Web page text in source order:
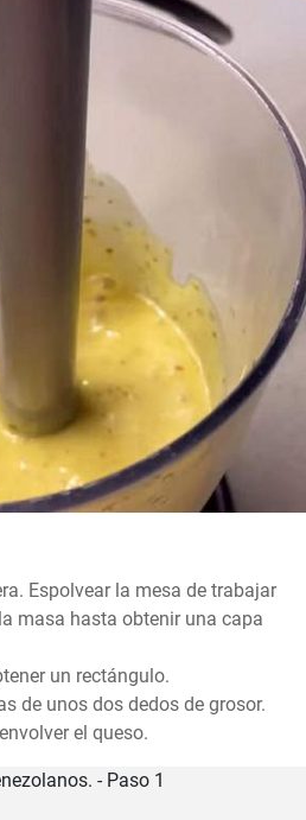
Espolvear la mesa de trabajar
masa hasta obtenir una capa
un rectángulo.
de unos dos dedos de grosor.
el queso.